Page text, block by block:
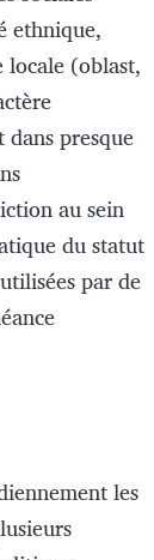
ethnique,
locale (oblast,
presque
au sein
du statut
par de
les